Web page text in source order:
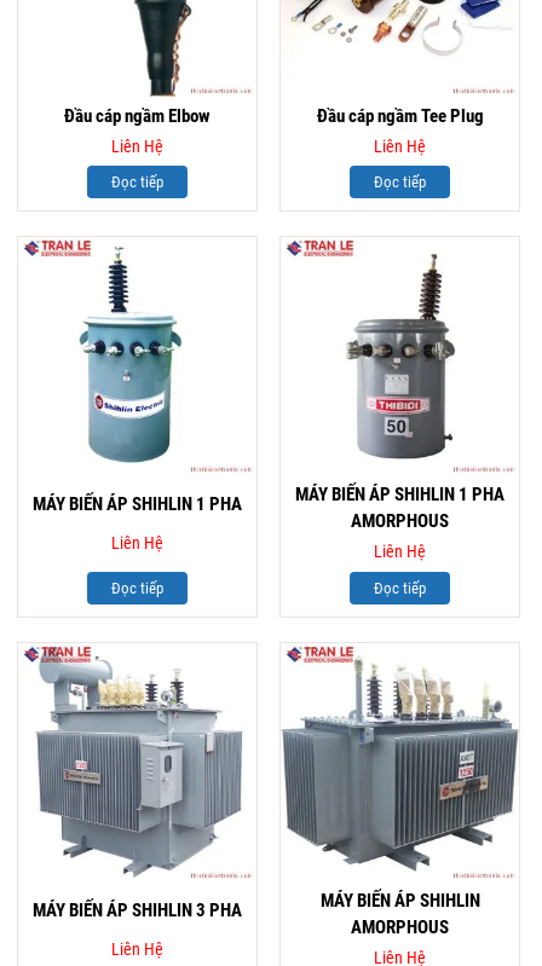
Đầu cáp ngầm Elbow
Liên Hệ
Đọc tiếp
Đầu cáp ngầm Tee Plug
Liên Hệ
Đọc tiếp
MÁY BIẾN ÁP SHIHLIN 1 PHA
Liên Hệ
Đọc tiếp
MÁY BIẾN ÁP SHIHLIN 1 PHA
AMORPHOUS
Liên Hệ
Đọc tiếp
MÁY BIẾN ÁP SHIHLIN 3 PHA
Liên Hệ
MÁY BIẾN ÁP SHIHLIN
AMORPHOUS
Liên Hệ